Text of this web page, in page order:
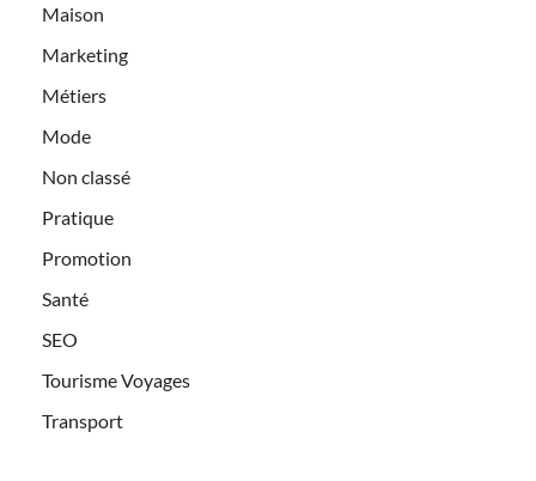
Maison
Marketing
Métiers
Mode
Non classé
Pratique
Promotion
Santé
SEO
Tourisme Voyages
Transport